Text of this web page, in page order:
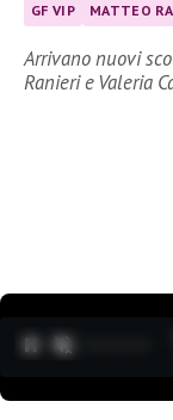
GF VIP MATTEO
Arrivano nuovi
Ranieri e Valeria